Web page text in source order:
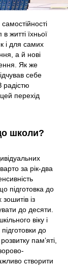
житті їхньої
і для самих
а й нові
Як же
себе
перехід
школи?
за рік-два
підготовка до
із
до десяти.
віку і
до
пам’яті,
створити